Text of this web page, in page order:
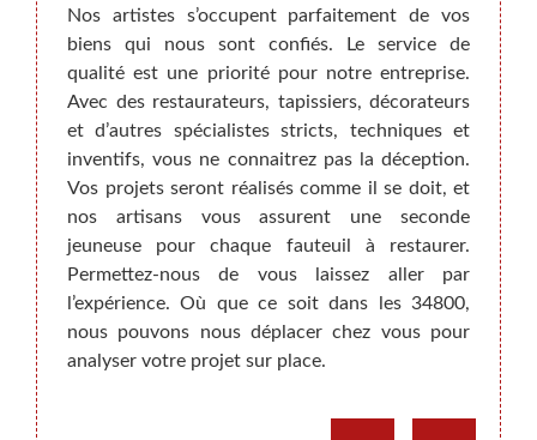
en
un
la
de
de
de
Nos artistes s’occupent parfaitement de vos
biens qui nous sont confiés. Le service de
qualité est une priorité pour notre entreprise.
Avec des restaurateurs, tapissiers, décorateurs
et d’autres spécialistes stricts, techniques et
inventifs, vous ne connaitrez pas la déception.
Vos projets seront réalisés comme il se doit, et
nos artisans vous assurent une seconde
jeuneuse pour chaque fauteuil à restaurer.
Permettez-nous de vous laissez aller par
l’expérience. Où que ce soit dans les 34800,
nous pouvons nous déplacer chez vous pour
analyser votre projet sur place.
qui